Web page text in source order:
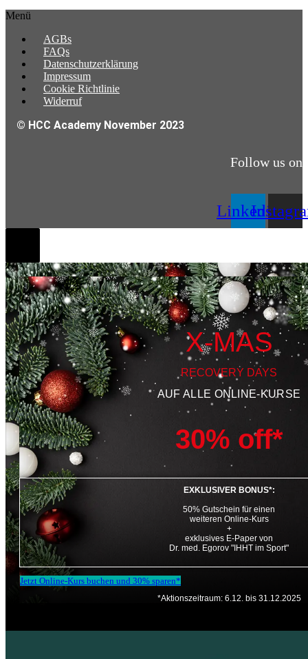
Menü
AGBs
FAQs
Datenschutzerklärung
Impressum
Cookie Richtlinie
Widerruf
© HCC Academy November 2023
Follow us on
Linkedin
X-MAS
RECOVERY DAYS
AUF ALLE ONLINE-KURSE
30% off*
EXKLUSIVER BONUS*:
50% Gutschein für einen
weiteren Online-Kurs
+
exklusives E-Paper von
Dr. med. Egorov "IHHT im Sport"
Jetzt Online-Kurs buchen und 30% sparen*
*Aktionszeitraum: 6.12. bis 31.12.2025